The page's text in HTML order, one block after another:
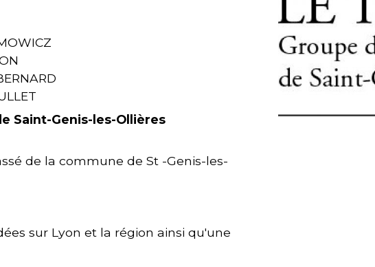
Saint-Genis-les-Ollières
de la commune de St -Genis-les-
sur Lyon et la région ainsi qu'une